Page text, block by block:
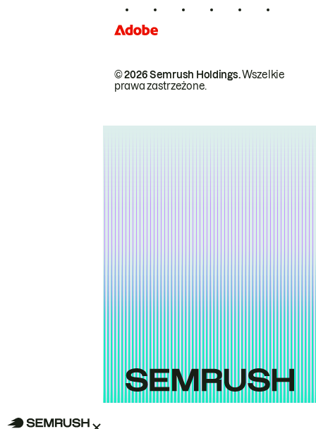
© 2026 Semrush Holdings.Wszelkie
prawa zastrzeżone.